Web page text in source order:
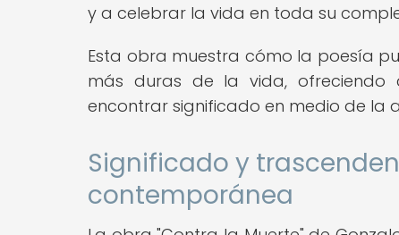
y a celebrar la vida en toda su
Esta obra muestra cómo la poesía
más duras de la vida, ofreciendo
encontrar significado en medio de la
Significado y
contemporánea